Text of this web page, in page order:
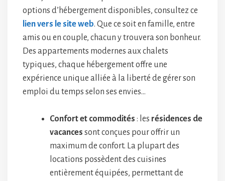
options d’hébergement disponibles, consultez ce
lien vers le site web. Que ce soit en famille, entre
amis ou en couple, chacun y trouvera son bonheur.
Des appartements modernes aux chalets
typiques, chaque hébergement offre une
expérience unique alliée à la liberté de gérer son
emploi du temps selon ses envies…
Confort et commodités : les résidences de
vacances sont conçues pour offrir un
maximum de confort. La plupart des
locations possèdent des cuisines
entièrement équipées, permettant de